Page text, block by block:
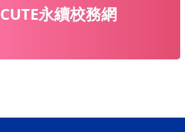
CUTE永續校務網